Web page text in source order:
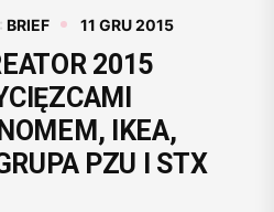
BRIEF 11 GRU 2015
2015
IKEA,
PZU I STX